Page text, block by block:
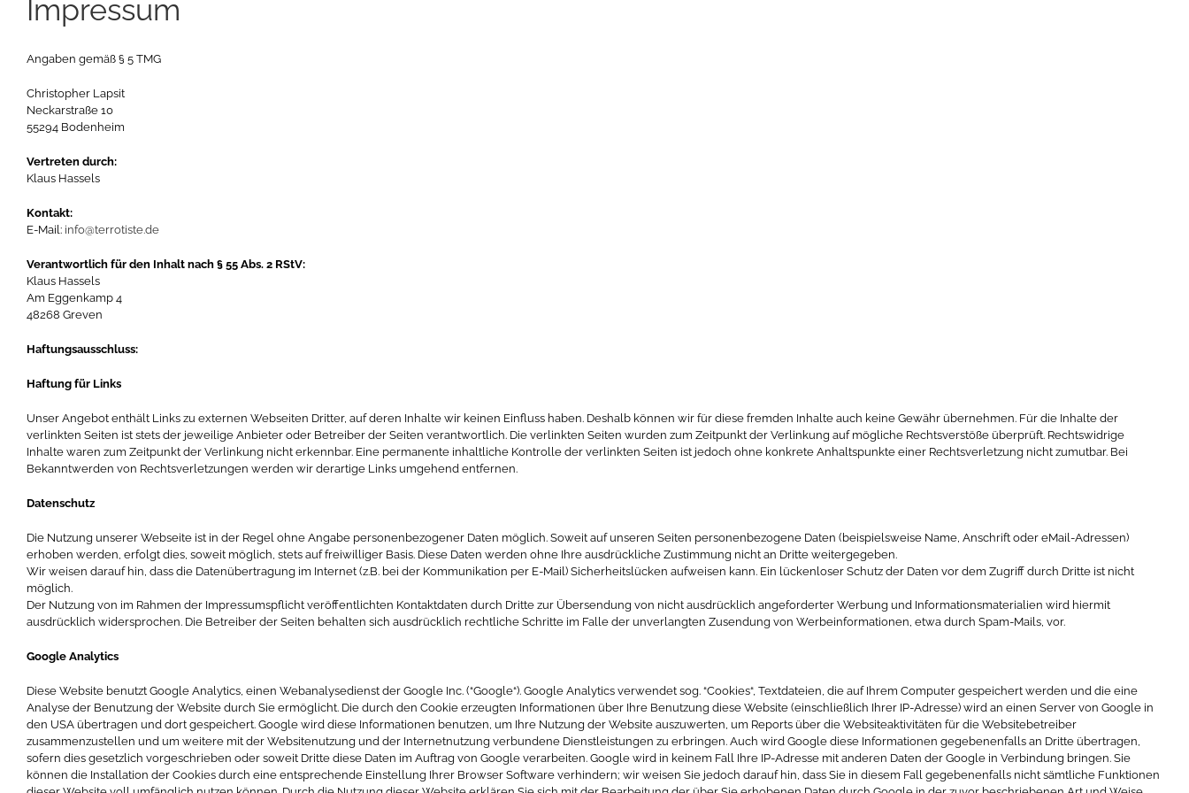
Impressum
Angaben gemäß § 5 TMG
Christopher Lapsit
Neckarstraße 10
55294 Bodenheim
Vertreten durch:
Klaus Hassels
Kontakt:
E-Mail: info@terrotiste.de
Verantwortlich für den Inhalt nach § 55 Abs. 2 RStV:
Klaus Hassels
Am Eggenkamp 4
48268 Greven
Haftungsausschluss:
Haftung für Links
Unser Angebot enthält Links zu externen Webseiten Dritter, auf deren Inhalte wir keinen Einfluss haben. Deshalb können wir für diese fremden Inhalte auch keine Gewähr übernehmen. Für die Inhalte der
verlinkten Seiten ist stets der jeweilige Anbieter oder Betreiber der Seiten verantwortlich. Die verlinkten Seiten wurden zum Zeitpunkt der Verlinkung auf mögliche Rechtsverstöße überprüft. Rechtswidrige
Inhalte waren zum Zeitpunkt der Verlinkung nicht erkennbar. Eine permanente inhaltliche Kontrolle der verlinkten Seiten ist jedoch ohne konkrete Anhaltspunkte einer Rechtsverletzung nicht zumutbar. Bei
Bekanntwerden von Rechtsverletzungen werden wir derartige Links umgehend entfernen.
Datenschutz
Die Nutzung unserer Webseite ist in der Regel ohne Angabe personenbezogener Daten möglich. Soweit auf unseren Seiten personenbezogene Daten (beispielsweise Name, Anschrift oder eMail-Adressen)
erhoben werden, erfolgt dies, soweit möglich, stets auf freiwilliger Basis. Diese Daten werden ohne Ihre ausdrückliche Zustimmung nicht an Dritte weitergegeben.
Wir weisen darauf hin, dass die Datenübertragung im Internet (z.B. bei der Kommunikation per E-Mail) Sicherheitslücken aufweisen kann. Ein lückenloser Schutz der Daten vor dem Zugriff durch Dritte ist nicht
möglich.
Der Nutzung von im Rahmen der Impressumspflicht veröffentlichten Kontaktdaten durch Dritte zur Übersendung von nicht ausdrücklich angeforderter Werbung und Informationsmaterialien wird hiermit
ausdrücklich widersprochen. Die Betreiber der Seiten behalten sich ausdrücklich rechtliche Schritte im Falle der unverlangten Zusendung von Werbeinformationen, etwa durch Spam-Mails, vor.
Google Analytics
Diese Website benutzt Google Analytics, einen Webanalysedienst der Google Inc. (“Google“). Google Analytics verwendet sog. “Cookies“, Textdateien, die auf Ihrem Computer gespeichert werden und die eine
Analyse der Benutzung der Website durch Sie ermöglicht. Die durch den Cookie erzeugten Informationen über Ihre Benutzung diese Website (einschließlich Ihrer IP-Adresse) wird an einen Server von Google in
den USA übertragen und dort gespeichert. Google wird diese Informationen benutzen, um Ihre Nutzung der Website auszuwerten, um Reports über die Websiteaktivitäten für die Websitebetreiber
zusammenzustellen und um weitere mit der Websitenutzung und der Internetnutzung verbundene Dienstleistungen zu erbringen. Auch wird Google diese Informationen gegebenenfalls an Dritte übertragen,
sofern dies gesetzlich vorgeschrieben oder soweit Dritte diese Daten im Auftrag von Google verarbeiten. Google wird in keinem Fall Ihre IP-Adresse mit anderen Daten der Google in Verbindung bringen. Sie
können die Installation der Cookies durch eine entsprechende Einstellung Ihrer Browser Software verhindern; wir weisen Sie jedoch darauf hin, dass Sie in diesem Fall gegebenenfalls nicht sämtliche Funktionen